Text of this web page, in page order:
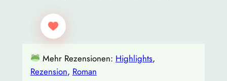
Mehr Rezensionen: Highlights
Rezension, Roman